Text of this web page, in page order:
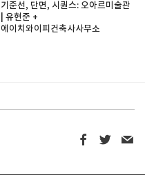
기준선, 단면, 시퀀스: 오아르미술관
| 유현준 +
에이치와이피건축사사무소